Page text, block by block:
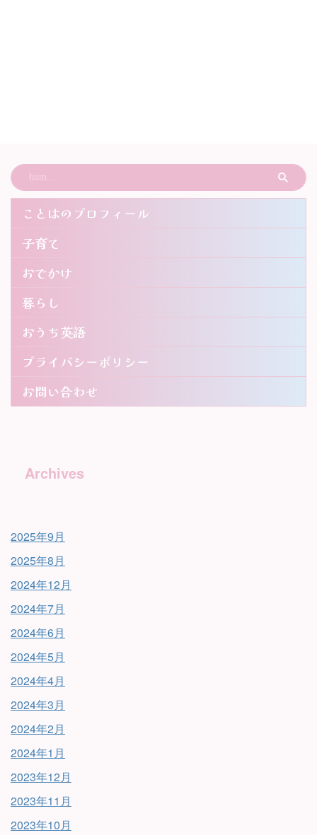
ことはのプロフィール
子育て
おでかけ
暮らし
おうち英語
プライバシーポリシー
お問い合わせ
Archives
2025年9月
2025年8月
2024年12月
2024年7月
2024年6月
2024年5月
2024年4月
2024年3月
2024年2月
2024年1月
2023年12月
2023年11月
2023年10月